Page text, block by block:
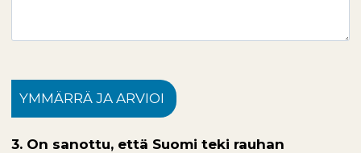
YMMÄRRÄ JA ARVIOI
3. On sanottu, että Suomi teki rauhan